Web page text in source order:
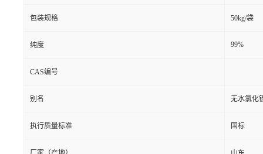
包装规格 50kg/袋
纯度 99%
CAS编号
别名 无水氯化
执行质量标准 国标